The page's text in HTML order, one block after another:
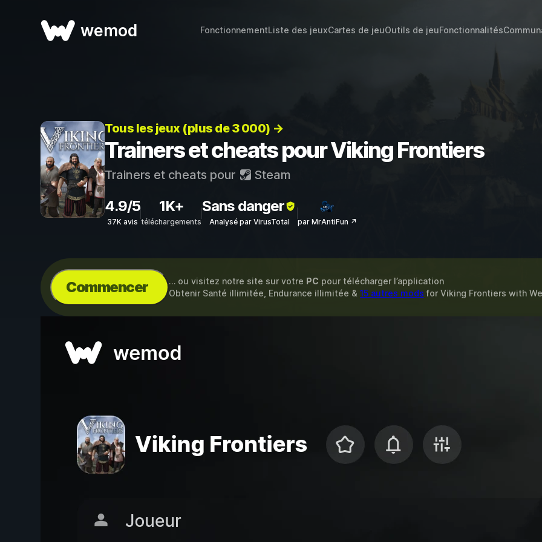
wemod FonctionnementListe des jeuxCartes de jeuOutils de jeuFonctionnalités
Tous les jeux (plus de 3 000) →
Trainers et cheats pour Viking Frontiers
Trainers et cheats pour Steam
4.9/5
37K avis
1K+
téléchargements
Sans danger
Analysé par VirusTotal par MrAntiFun ↗
Commencer … ou visitez notre site sur votre PC pour télécharger l’application
Obtenir Santé illimitée, Endurance illimitée & 15 autres mods for Viking Frontiers with